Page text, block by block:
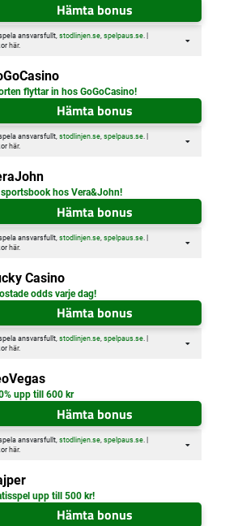
Hämta bonus
ansvarsfullt, stodlinjen.se, spelpaus.se. |
här.
flyttar in hos GoGoCasino!
Hämta bonus
ansvarsfullt, stodlinjen.se, spelpaus.se. |
här.
sportsbook hos Vera&John!
Hämta bonus
ansvarsfullt, stodlinjen.se, spelpaus.se. |
här.
Casino
odds varje dag!
Hämta bonus
ansvarsfullt, stodlinjen.se, spelpaus.se. |
här.
upp till 600 kr
Hämta bonus
ansvarsfullt, stodlinjen.se, spelpaus.se. |
här.
upp till 500 kr!
Hämta bonus